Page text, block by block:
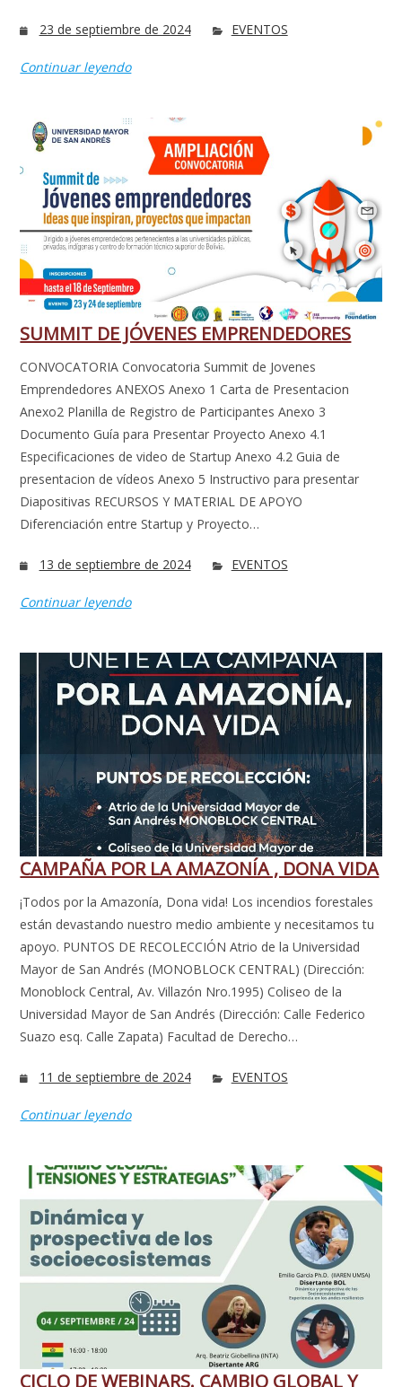
23 de septiembre de 2024 EVENTOS
Continuar leyendo
SUMMIT DE JÓVENES EMPRENDEDORES
CONVOCATORIA Convocatoria Summit de Jovenes
Emprendedores ANEXOS Anexo 1 Carta de Presentacion
Anexo2 Planilla de Registro de Participantes Anexo 3
Documento Guía para Presentar Proyecto Anexo 4.1
Especificaciones de video de Startup Anexo 4.2 Guia de
presentacion de vídeos Anexo 5 Instructivo para presentar
Diapositivas RECURSOS Y MATERIAL DE APOYO
Diferenciación entre Startup y Proyecto…
13 de septiembre de 2024 EVENTOS
Continuar leyendo
CAMPAÑA POR LA AMAZONÍA , DONA VIDA
¡Todos por la Amazonía, Dona vida! Los incendios forestales
están devastando nuestro medio ambiente y necesitamos tu
apoyo. PUNTOS DE RECOLECCIÓN Atrio de la Universidad
Mayor de San Andrés (MONOBLOCK CENTRAL) (Dirección:
Monoblock Central, Av. Villazón Nro.1995) Coliseo de la
Universidad Mayor de San Andrés (Dirección: Calle Federico
Suazo esq. Calle Zapata) Facultad de Derecho…
11 de septiembre de 2024 EVENTOS
Continuar leyendo
CICLO DE WEBINARS. CAMBIO GLOBAL Y